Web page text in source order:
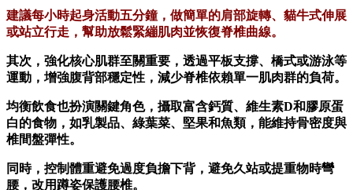
建議每小時起身活動五分鐘，做簡單的肩部旋轉、貓牛式伸展
或站立行走，幫助放鬆緊繃肌肉並恢復脊椎曲線。
其次，強化核心肌群至關重要，透過平板支撐、橋式或游泳等
運動，增強腹背部穩定性，減少脊椎依賴單一肌肉群的負荷。
均衡飲食也扮演關鍵角色，攝取富含鈣質、維生素D和膠原蛋
白的食物，如乳製品、綠葉菜、堅果和魚類，能維持骨密度與
椎間盤彈性。
同時，控制體重避免過度負擔下背，避免久站或提重物時彎
腰，改用蹲姿保護腰椎。